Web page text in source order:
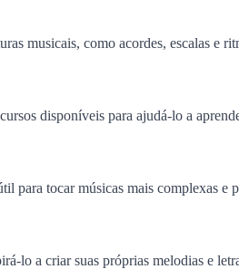
musicais, como acordes, escalas e
disponíveis para ajudá-lo a
para tocar músicas mais complexas e
lo a criar suas próprias melodias e